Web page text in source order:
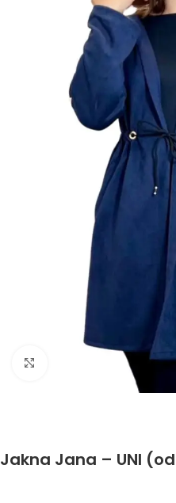
Click to enlarge
Jakna Jana – UNI